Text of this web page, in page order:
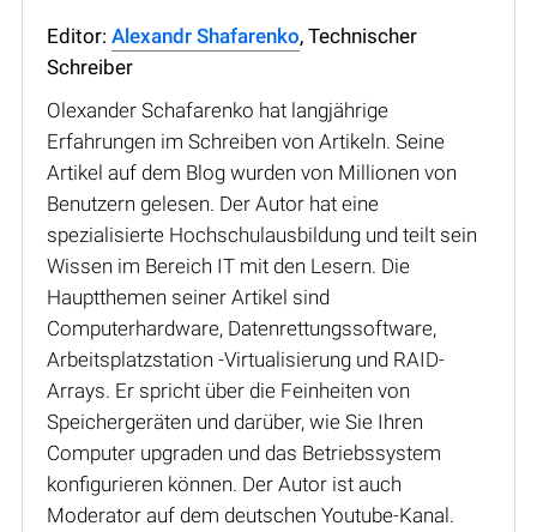
Editor: Alexandr Shafarenko, Technischer
Schreiber
Olexander Schafarenko hat langjährige
Erfahrungen im Schreiben von Artikeln. Seine
Artikel auf dem Blog wurden von Millionen von
Benutzern gelesen. Der Autor hat eine
spezialisierte Hochschulausbildung und teilt sein
Wissen im Bereich IT mit den Lesern. Die
Hauptthemen seiner Artikel sind
Computerhardware, Datenrettungssoftware,
Arbeitsplatzstation -Virtualisierung und RAID-
Arrays. Er spricht über die Feinheiten von
Speichergeräten und darüber, wie Sie Ihren
Computer upgraden und das Betriebssystem
konfigurieren können. Der Autor ist auch
Moderator auf dem deutschen Youtube-Kanal.